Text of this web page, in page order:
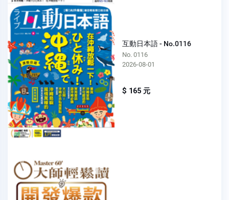
互動日本語 - No.0116
No. 0116
2026-08-01
$ 165 元